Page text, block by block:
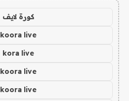
كورة لايف
koora live
kora live
koora live
koora live